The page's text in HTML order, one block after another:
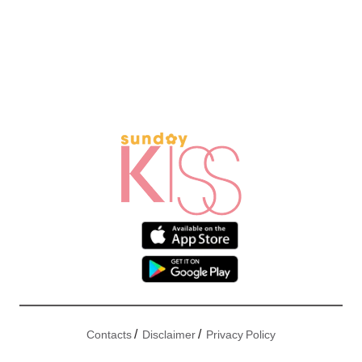
Contacts/ Disclaimer/ Privacy Policy